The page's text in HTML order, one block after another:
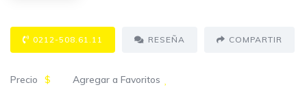
0212-508.61.11 RESEÑA COMPARTIR
Precio $ Agregar a Favoritos